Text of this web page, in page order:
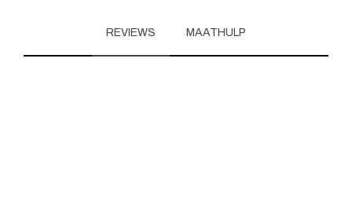
REVIEWS MAATHULP